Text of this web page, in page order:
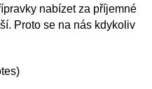
nabízet za příjemné
Proto se na nás kdykoliv